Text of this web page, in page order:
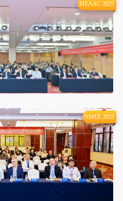
MEAAC 2025
NMEE 2025